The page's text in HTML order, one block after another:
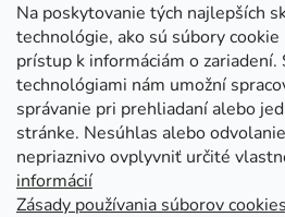
Na poskytovanie tých najlepších
technológie, ako sú súbory
prístup k informáciám o
technológiami nám umožní
správanie pri prehliadaní alebo
stránke. Nesúhlas alebo
nepriaznivo ovplyvniť určité
informácií
Zásady používania súborov cookies
Super. Odporúčam
Facebook